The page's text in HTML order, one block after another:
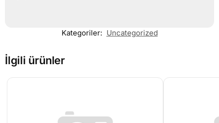
Kategoriler: Uncategorized
İlgili ürünler